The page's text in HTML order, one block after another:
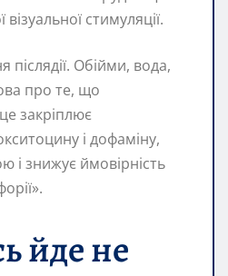
стимуляції.
Обійми, вода,
про те, що
закріплює
і дофаміну,
і знижує ймовірність
йде не